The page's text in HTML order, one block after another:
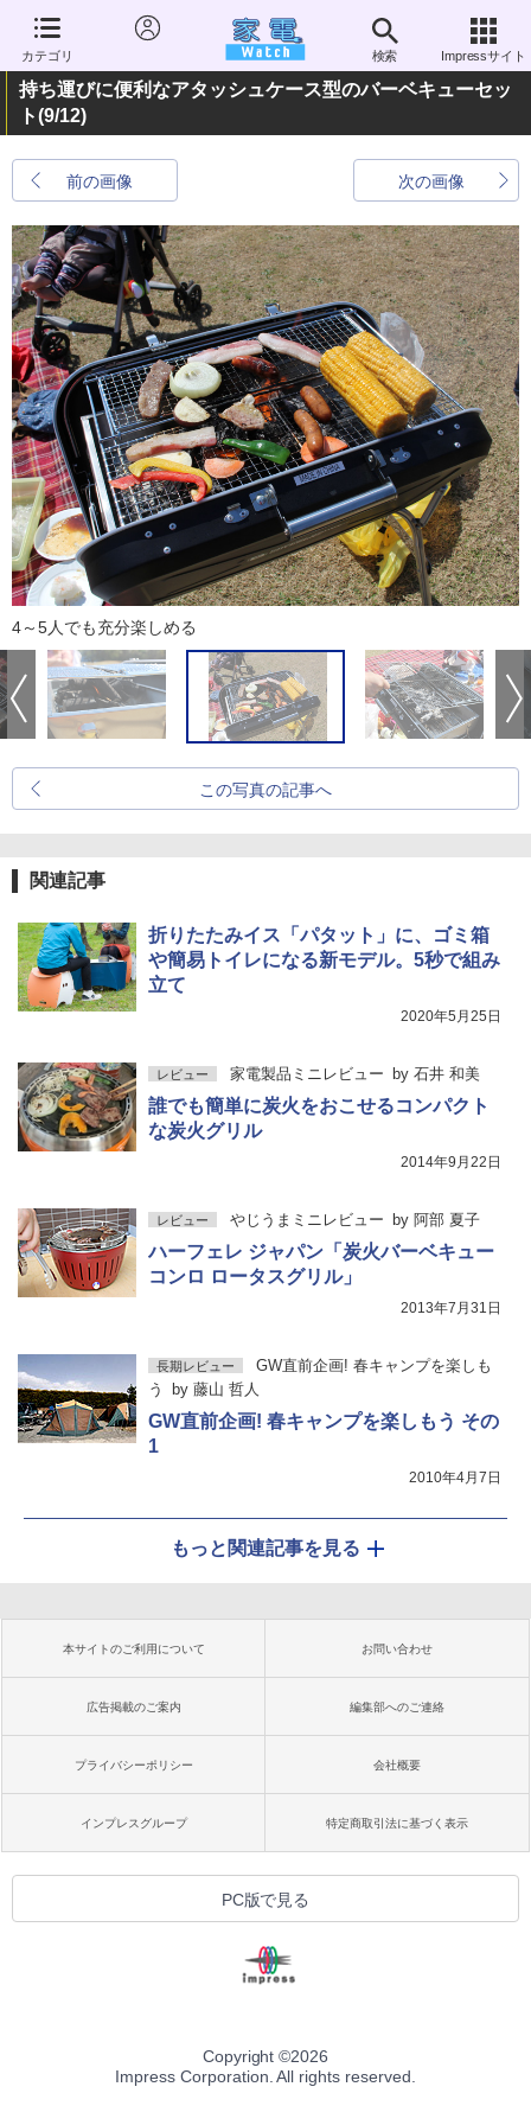
カテゴリ 検索 Impressサイト
持ち運びに便利なアタッシュケース型のバーベキューセッ
ト(9/12)
前の画像 次の画像
4～5人でも充分楽しめる
この写真の記事へ
関連記事
折りたたみイス「パタット」に、ゴミ箱
や簡易トイレになる新モデル。5秒で組み
立て
2020年5月25日
レビュー 家電製品ミニレビュー by 石井 和美
誰でも簡単に炭火をおこせるコンパクト
な炭火グリル
2014年9月22日
レビュー やじうまミニレビュー by 阿部 夏子
ハーフェレ ジャパン「炭火バーベキュー
コンロ ロータスグリル」
2013年7月31日
長期レビュー
GW直前企画! 春キャンプを楽しも
う
by 藤山 哲人
GW直前企画! 春キャンプを楽しもう その
1
2010年4月7日
もっと関連記事を見る
本サイトのご利用について お問い合わせ
広告掲載のご案内 編集部へのご連絡
プライバシーポリシー 会社概要
インプレスグループ 特定商取引法に基づく表示
PC版で見る
Copyright ©2026
Impress Corporation. All rights reserved.